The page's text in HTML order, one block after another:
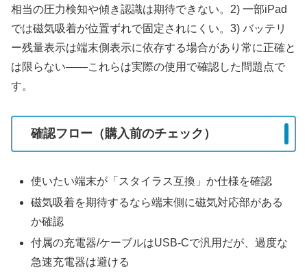
相当の圧力検知や傾き認識は期待できない。2) 一部iPad
では磁気吸着が位置ずれで固定されにくい。3) バッテリ
ー残量表示は端末側表示に依存する場合があり常に正確と
は限らない——これらは実際の使用で確認した問題点で
す。
確認フロー（購入前のチェック）
使いたい端末が「スタイラス互換」か仕様を確認
磁気吸着を期待するなら端末側に磁気対応部がある
か確認
付属の充電器/ケーブルはUSB-Cで汎用だが、過度な
急速充電器は避ける